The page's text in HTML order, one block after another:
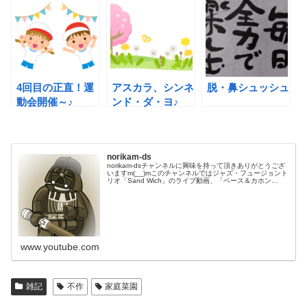
4回目の正直！運
動会開催～♪
アスカラ、シンネ
ンド・ダ・ヨ♪
脱・鼻シュッシュ
norikam-ds
norikam-dsチャンネルに興味を持って頂きありがとうござ
いますm(__)mこのチャンネルではジャズ・フュージョント
リオ「Sand Wich」のライブ動画、「ベース＆カホン
www.youtube.com
雑記 不作 家庭菜園